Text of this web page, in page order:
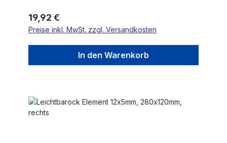
Regulärer Preis:
19,92 €
Preise inkl. MwSt. zzgl. Versandkosten
In den Warenkorb